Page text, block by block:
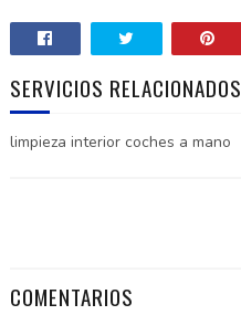
SERVICIOS RELACIONADOS
limpieza interior coches a mano
COMENTARIOS